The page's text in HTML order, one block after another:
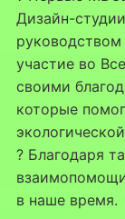
Дизайн-
участие во
своими
которые
? Благодаря
в наше время.